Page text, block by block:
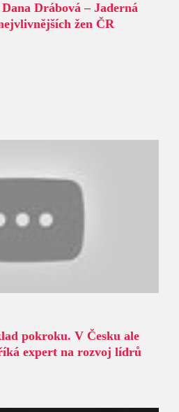
Drábová – Jaderná
žen ČR
pokroku. V Česku ale
expert na rozvoj lídrů